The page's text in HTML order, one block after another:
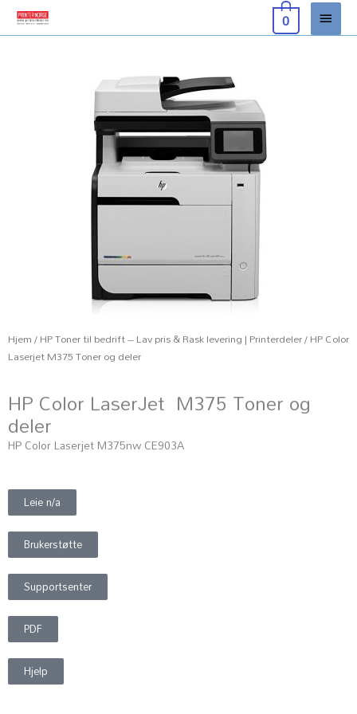
Hopp
rett
til
0
Hjem/HP Toner til bedrift – Lav pris & Rask levering | Printerdeler/ HP Color
Laserjet M375 Toner og deler
HP Color LaserJet M375 Toner og
deler
HP Color Laserjet M375nw CE903A
Leie n/a
Brukerstøtte
Supportsenter
PDF
Hjelp